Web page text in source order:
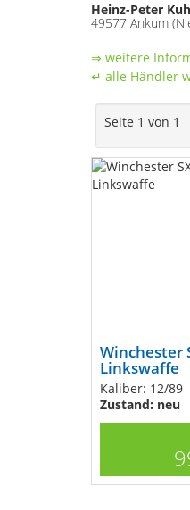
Heinz-Peter
49577 Ankum
⇒ weitere
↵ alle Händler
Seite 1 von 1
Winchester
Linkswaffe
Kaliber: 12/89
Zustand: neu